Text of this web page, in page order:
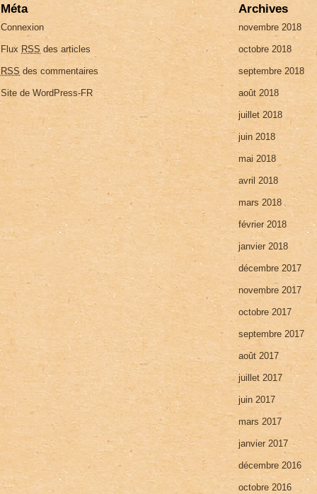
Méta
Connexion
Flux RSS des articles
RSS des commentaires
Site de WordPress-FR
Archives
novembre 2018
octobre 2018
septembre 2018
août 2018
juillet 2018
juin 2018
mai 2018
avril 2018
mars 2018
février 2018
janvier 2018
décembre 2017
novembre 2017
octobre 2017
septembre 2017
août 2017
juillet 2017
juin 2017
mars 2017
janvier 2017
décembre 2016
octobre 2016